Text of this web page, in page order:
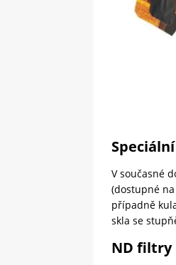
V současné
(dostupné
případně
skla se
ND filtry